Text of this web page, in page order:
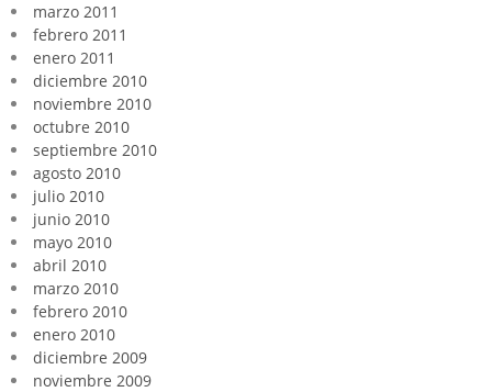
marzo 2011
febrero 2011
enero 2011
diciembre 2010
noviembre 2010
octubre 2010
septiembre 2010
agosto 2010
julio 2010
junio 2010
mayo 2010
abril 2010
marzo 2010
febrero 2010
enero 2010
diciembre 2009
noviembre 2009